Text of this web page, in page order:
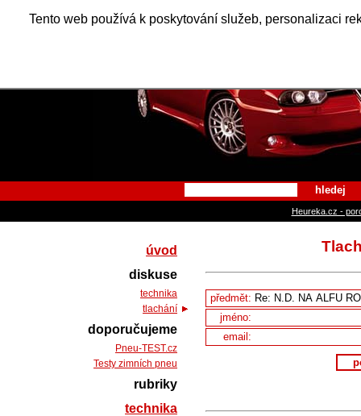
Tento web používá k poskytování služeb, personalizaci
Alfa
hledej
Heureka.cz -
předmět:
jméno:
email:
úvod
diskuse
technika
tlachání
doporučujeme
Pneu-TEST.cz
Testy zimních pneu
rubriky
technika